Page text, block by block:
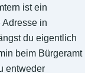
ist ein
in
du eigentlich
beim Bürgeramt
entweder